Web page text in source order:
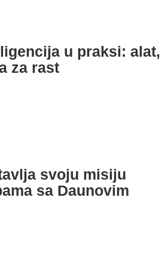
u praksi: alat,
za rast
svoju misiju
sa Daunovim